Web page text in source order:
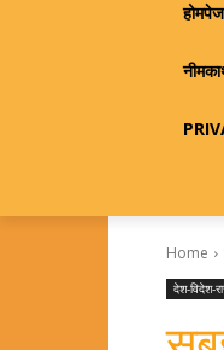
होमपेज
Home
देश-विदेश-